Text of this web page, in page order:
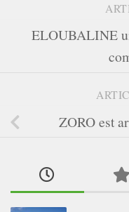
ELOUBALINE
ZORO est